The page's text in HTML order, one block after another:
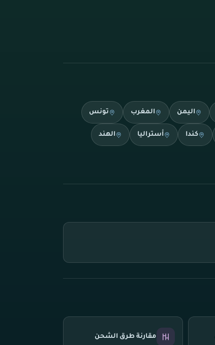
اليمن المغرب تونس
كندا أستراليا الهند
مقارنة طرق الشحن